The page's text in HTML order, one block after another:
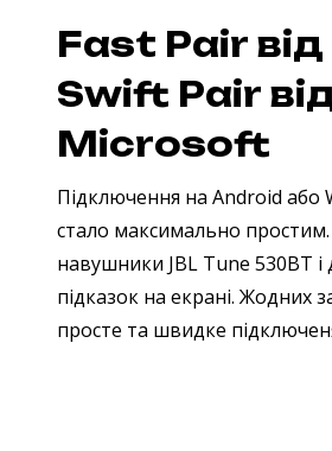
Fast Pair від
Swift Pair
Microsoft
Підключення на Android або
стало максимально простим.
навушники JBL Tune 530BT
підказок на екрані.
просте та швидке